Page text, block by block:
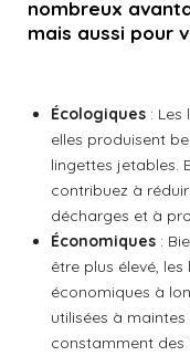
nombreux
mais aussi pour
Écologiques : Les
elles produisent
lingettes jetables.
contribuez à
décharges et à
Économiques :
être plus élevé,
économiques à
utilisées à
constamment des